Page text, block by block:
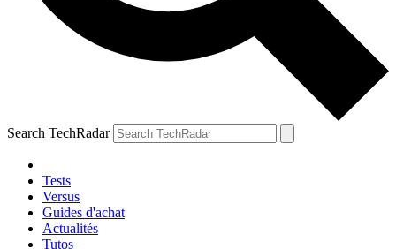
Search TechRadar
Tests
Versus
Guides d'achat
Actualités
Tutos